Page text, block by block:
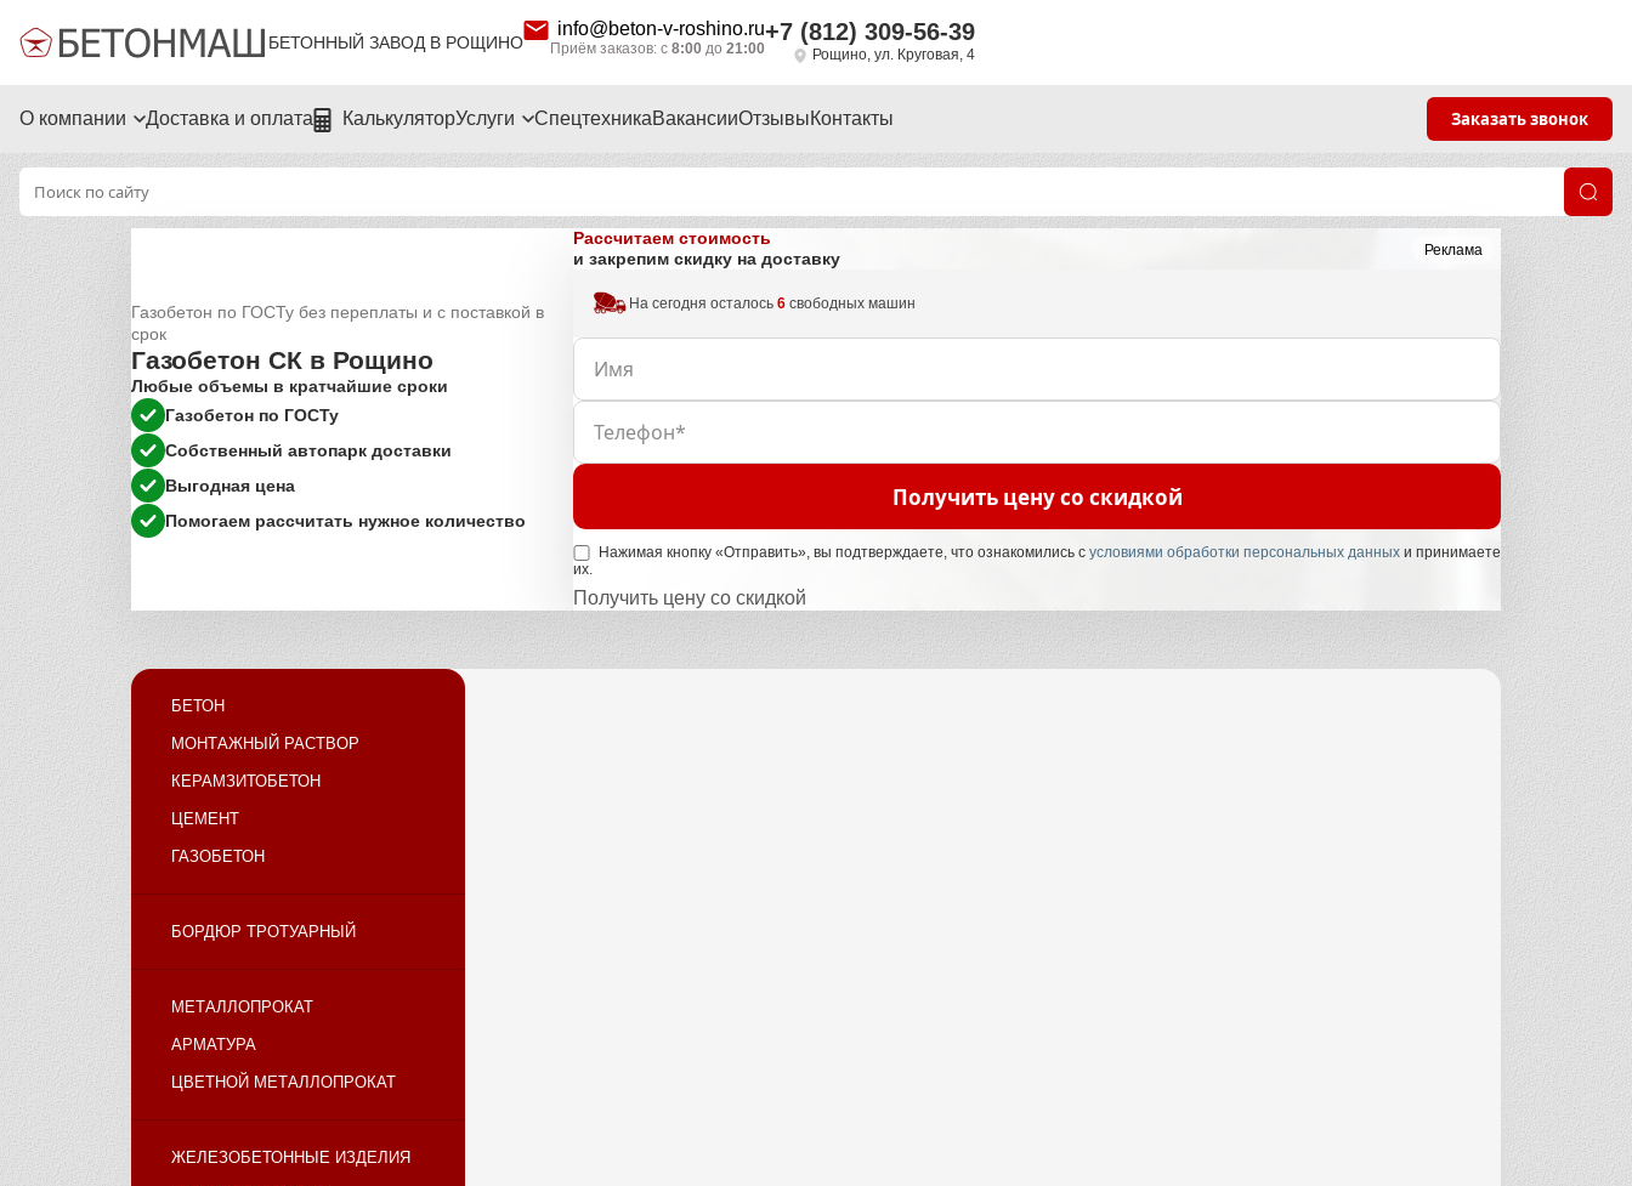
БЕТОННЫЙ ЗАВОД В РОЩИНО
info@beton-v-roshino.ru
Приём заказов: с 8:00 до 21:00
+7 (812) 309-56-39
Рощино, ул. Круговая, 4
О компании Доставка и оплата КалькуляторУслуги СпецтехникаВакансииОтзывыКонтакты Заказать звонок
Реклама
Газобетон по ГОСТу без переплаты и с поставкой в
срок
Газобетон СК в Рощино
Любые объемы в кратчайшие сроки
Газобетон по ГОСТу
Собственный автопарк доставки
Выгодная цена
Помогаем рассчитать нужное количество
Рассчитаем стоимость
и закрепим скидку на доставку
На сегодня осталось6 свободных машин
Получить цену со скидкой
Нажимая кнопку «Отправить», вы подтверждаете, что ознакомились с условиями обработки персональных данныхи принимаете
их.
Получить цену со скидкой
БЕТОН
МОНТАЖНЫЙ РАСТВОР
КЕРАМЗИТОБЕТОН
ЦЕМЕНТ
ГАЗОБЕТОН
БОРДЮР ТРОТУАРНЫЙ
МЕТАЛЛОПРОКАТ
АРМАТУРА
ЦВЕТНОЙ МЕТАЛЛОПРОКАТ
ЖЕЛЕЗОБЕТОННЫЕ ИЗДЕЛИЯ